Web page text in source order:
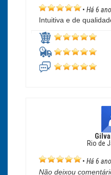
• Há 6
Intuitiva e de
Rio de
• Há 6
Não deixou